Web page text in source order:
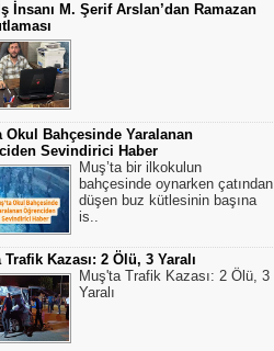
İnsanı M. Şerif Arslan’dan Ramazan
Okul Bahçesinde Yaralanan
Sevindirici Haber
Muş’ta bir ilkokulun
bahçesinde oynarken çatından
düşen buz kütlesinin başına
is..
Trafik Kazası: 2 Ölü, 3 Yaralı
Muş'ta Trafik Kazası: 2 Ölü, 3
Yaralı